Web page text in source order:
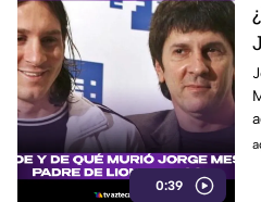
0:39